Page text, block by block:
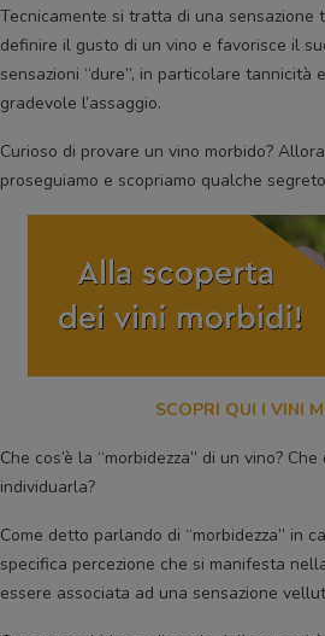
Tecnicamente si tratta di una sensazione
definire il gusto di un vino e favorisce il
sensazioni “dure”, in particolare tannicità
gradevole l’assaggio.
Curioso di provare un vino morbido?
proseguiamo e scopriamo qualche
SCOPRI QUI I VINI
Che cos’è la “morbidezza” di un vino?
individuarla?
Come detto parlando di “morbidezza” in
specifica percezione che si manifesta
essere associata ad una sensazione